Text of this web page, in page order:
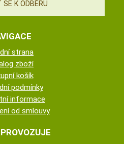
strana
zboží
košík
podmínky
informace
od smlouvy